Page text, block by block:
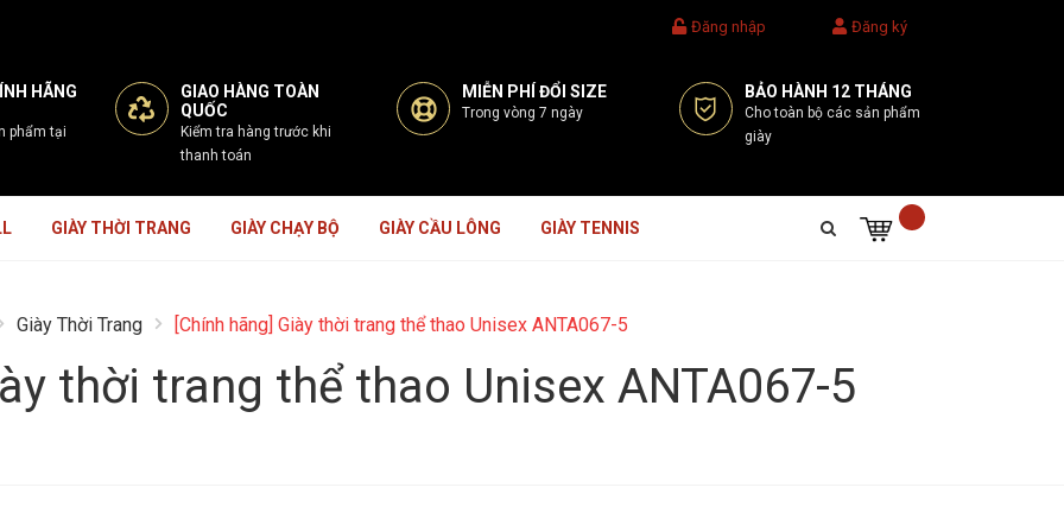
Đăng nhập Đăng ký
HÃNG
phẩm tại
GIAO HÀNG TOÀN
QUỐC
Kiểm tra hàng trước khi
thanh toán
MIỄN PHÍ ĐỔI SIZE
Trong vòng 7 ngày
BẢO HÀNH 12 THÁNG
Cho toàn bộ các sản phẩm
giày
GIÀY THỜI TRANG GIÀY CHẠY BỘ GIÀY CẦU LÔNG GIÀY TENNIS
Giày Thời Trang [Chính hãng] Giày thời trang thể thao Unisex ANTA067-5
thời trang thể thao Unisex ANTA067-5